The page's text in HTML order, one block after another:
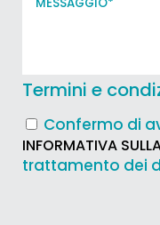
Termini e
Confermo di
INFORMATIVA
trattamento dei